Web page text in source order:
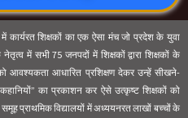
में कार्यरत शिक्षकों का एक ऐसा मंच जो प्रदेश के युवा
में सभी 75 जनपदों में शिक्षकों द्वारा शिक्षकों के
आवश्यकता आधारित प्रशिक्षण देकर उन्हें सीखने-
का प्रकाशन कर ऐसे उत्कृष्ट शिक्षकों को
समूह प्राथमिक विद्यालयों में अध्ययनरत लाखों बच्चों के